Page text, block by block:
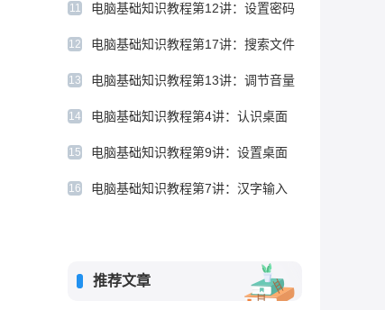
11 电脑基础知识教程第12讲：设置密码
12 电脑基础知识教程第17讲：搜索文件
13 电脑基础知识教程第13讲：调节音量
14 电脑基础知识教程第4讲：认识桌面
15 电脑基础知识教程第9讲：设置桌面
16 电脑基础知识教程第7讲：汉字输入
推荐文章